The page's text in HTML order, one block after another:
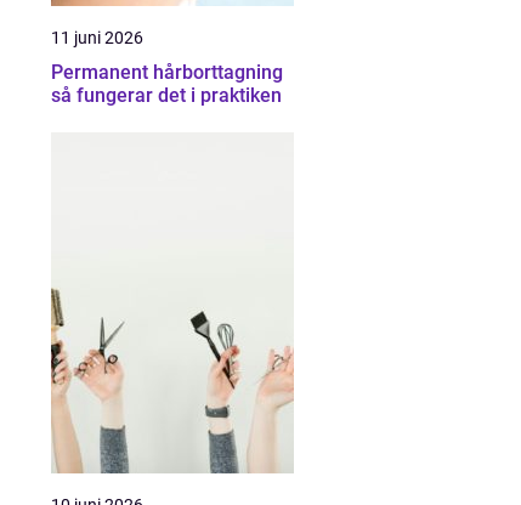
11 juni 2026
Permanent hårborttagning
så fungerar det i praktiken